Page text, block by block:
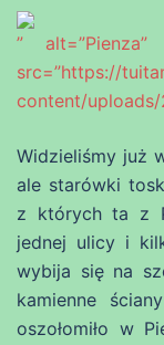
” alt=”Pienza”
src=”https://
content/uploads/
Widzieliśmy już
ale starówki
z których ta z
jednej ulicy i
wybija się na
kamienne
oszołomiło w